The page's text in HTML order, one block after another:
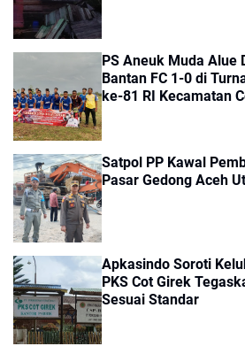
PS Aneuk Muda Alue
Bantan FC 1-0 di
ke-81 RI Kecamatan
Satpol PP Kawal
Pasar Gedong Aceh
Apkasindo Soroti
PKS Cot Girek
Sesuai Standar